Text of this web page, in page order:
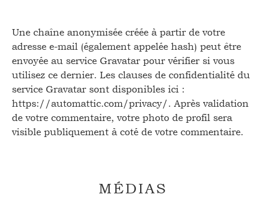
Une chaîne anonymisée créée à partir de votre
adresse e-mail (également appelée hash) peut être
envoyée au service Gravatar pour vérifier si vous
utilisez ce dernier. Les clauses de confidentialité du
service Gravatar sont disponibles ici :
https://automattic.com/privacy/. Après validation
de votre commentaire, votre photo de profil sera
visible publiquement à coté de votre commentaire.
MÉDIAS